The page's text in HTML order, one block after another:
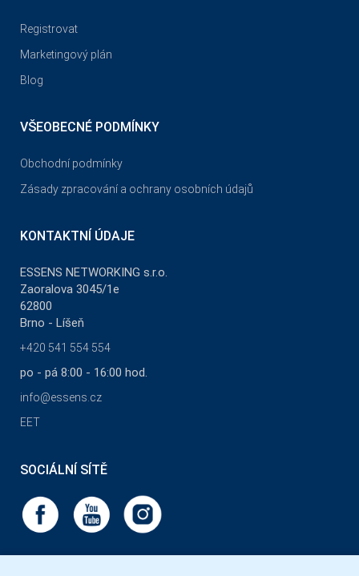
Registrovat
Marketingový plán
Blog
VŠEOBECNÉ PODMÍNKY
Obchodní podmínky
Zásady zpracování a ochrany osobních údajů
KONTAKTNÍ ÚDAJE
ESSENS NETWORKING s.r.o.
Zaoralova 3045/1e
62800
Brno - Líšeň
+420 541 554 554
po - pá 8:00 - 16:00 hod.
info@essens.cz
EET
SOCIÁLNÍ SÍTĚ